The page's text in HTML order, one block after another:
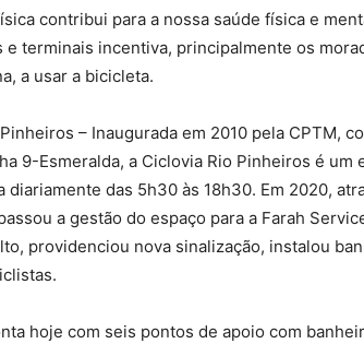
contribui para a nossa saúde física e
e terminais incentiva, principalmente os
a usar a bicicleta.
– Inaugurada em 2010 pela CPTM,
9-Esmeralda, a Ciclovia Rio Pinheiros é
diariamente das 5h30 às 18h30. Em 2020,
a gestão do espaço para a Farah
providenciou nova sinalização, instalou
hoje com seis pontos de apoio com